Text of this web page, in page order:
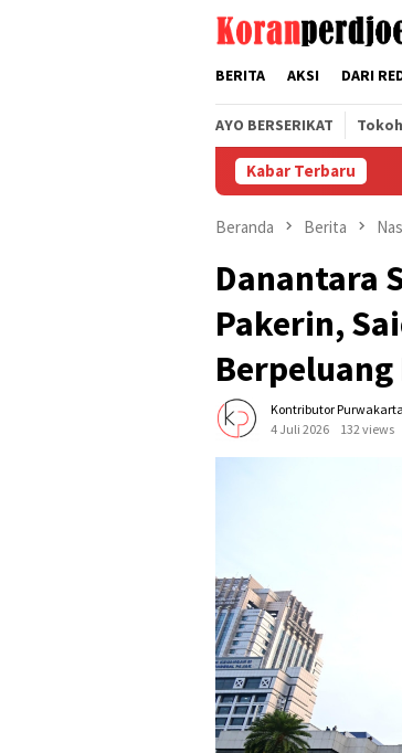
BERITA AKSI DARI
AYO BERSERIKAT Tokoh
Kabar Terbaru
Beranda Berita
Danantara
Pakerin,
Kontributor Purwakarta
4 Juli 2026
132 views